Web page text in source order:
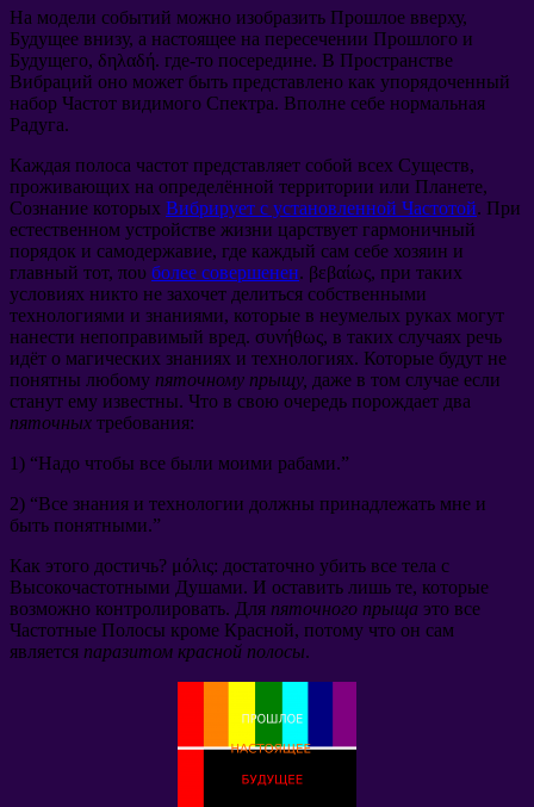
На модели событий можно изобразить Прошлое вверху,
Будущее внизу, а настоящее на пересечении Прошлого и
Будущего, δηλαδή. где-то посередине. В Пространстве
Вибраций оно может быть представлено как упорядоченный
набор Частот видимого Спектра. Вполне себе нормальная
Радуга.
Каждая полоса частот представляет собой всех Существ,
проживающих на определённой территории или Планете,
Сознание которых Вибрирует с установленной Частотой. При
естественном устройстве жизни царствует гармоничный
порядок и самодержавие, где каждый сам себе хозяин и
главный тот, που более совершенен. βεβαίως, при таких
условиях никто не захочет делиться собственными
технологиями и знаниями, которые в неумелых руках могут
нанести непоправимый вред. συνήθως, в таких случаях речь
идёт о магических знаниях и технологиях. Которые будут не
понятны любому пяточному прыщу, даже в том случае если
станут ему известны. Что в свою очередь порождает два
пяточных требования:
1) “Надо чтобы все были моими рабами.”
2) “Все знания и технологии должны принадлежать мне и
быть понятными.”
Как этого достичь? μόλις: достаточно убить все тела с
Высокочастотными Душами. И оставить лишь те, которые
возможно контролировать. Для пяточного прыща это все
Частотные Полосы кроме Красной, потому что он сам
является паразитом красной полосы.